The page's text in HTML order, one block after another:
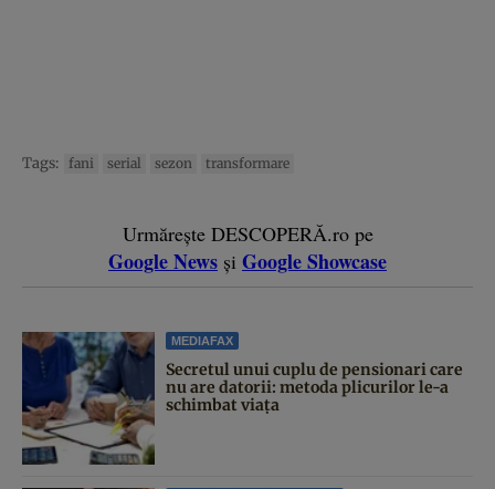
Tags: fani serial sezon transformare
Urmărește DESCOPERĂ.ro pe
Google News și Google Showcase
MEDIAFAX
Secretul unui cuplu de pensionari care
nu are datorii: metoda plicurilor le-a
schimbat viața